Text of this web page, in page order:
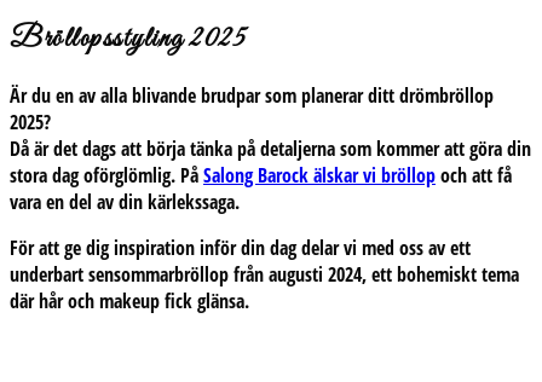
Bröllopsstyling 2025
Är du en av alla blivande brudpar som planerar ditt drömbröllop
2025?
Då är det dags att börja tänka på detaljerna som kommer att göra din
stora dag oförglömlig. PåSalong Barockälskar vi bröllopoch att få
vara en del av din kärlekssaga.
För att ge dig inspirationinför din dag delar vi med oss av ett
underbart sensommarbröllop från augusti 2024, ett bohemiskt tema
där hår och makeup fick glänsa.